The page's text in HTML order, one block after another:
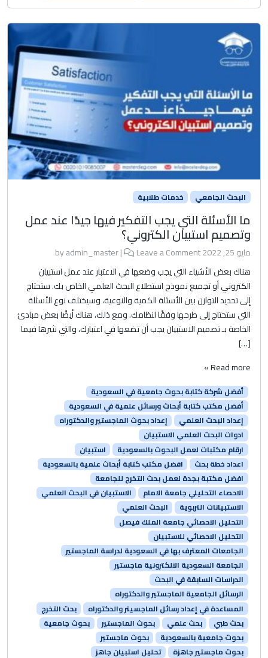
البحث الجامعي خدمات طلابية
ما الأسئلة التي يجب التفكير فيها جيدًا عند عمل
وتصميم استبيان الكتروني؟
مايو 25, 2022 admin_master|
Leave a Comment
هناك بعض الأشياء التي يجب وضعها في الاعتبار عند عمل استبيان
الكتروني أو تجميع نموذج استطلاع البحث العلمي الخاص بك. ستحتاج
إلى تحديد التوازن بين الأسئلة الكمية والنوعية، وسيختلف نوع الأسئلة
التي ستحتاج إلى طرحها وفقًا لنظامك. ومع ذلك، هناك أيضًا بعض مبادئ
الخاصة بـ تصميم الاستبيان يجب أن تضعها في اعتبارك، والتي نثيرها فيما
[…]
Read more »
أفضل شركة كتابة بحوث جامعية في السعودية
أفضل مكتب كتابة أبحاث ورسائل علمية في السعودية
إعداد البحث العلمي
إعداد بحوث الماجستير والدكتوراه
ادوات البحث العلمي الاستبيان
ارقام مكتبات لعمل البحوث بالسعودية
استبيان
اعداد خطة بحث
افضل مكتب كتابة أبحاث علمية بالسعودية
افضل مكتبة بجدة لعمل بحث التخرج للجامعة
الاحصاء التحليلي جامعة الامام
الاستبيان في البحث العلمي
الاستبيانات التربوية
البحث العلمي
التحليل الاحصائي جامعة الملك فيصل
التحليل الاحصائي للاستبيان
الجامعات المعترف بها في السعودية لدراسة الماجستير
الجامعة السعودية الالكترونية ماجستير
الدراسات السابقة في البحث
الرسائل الجامعية الماجستير والدكتوراه
المساعدة في إعداد رسائل الماجسيتر والدكتوراه
بحث التخرج
بحث طبي
بحث علمي بحوث الماجستير
بحوث جامعية
بحوث جامعية بالسعودية
بحوث ماجستير
بحوث ماجستير جاهزة
تحليل استبيان جاهز